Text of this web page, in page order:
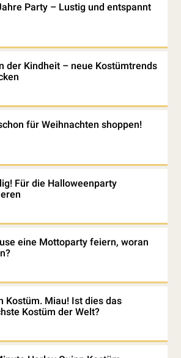
Party – Lustig und entspannt
der Kindheit – neue Kostümtrends
für Weihnachten shoppen!
Für die Halloweenparty
eine Mottoparty feiern, woran
Kostüm. Miau! Ist dies das
Kostüm der Welt?